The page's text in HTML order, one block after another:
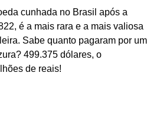
cunhada no Brasil após a
é a mais rara e a mais valiosa
Sabe quanto pagaram por um
499.375 dólares, o
de reais!